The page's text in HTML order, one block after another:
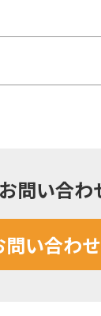
問い合わ
問い合わせ